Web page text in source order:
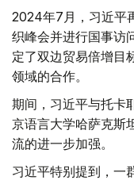
2024年7月，习近平
织峰会并进行国事访
定了双边贸易倍增目
领域的合作。
期间，习近平与托卡
京语言大学哈萨克斯
流的进一步加强。
习近平特别提到，一